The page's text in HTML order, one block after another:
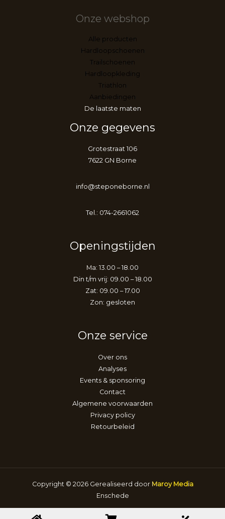
Onze webshop
Alle producten
Hardloopschoenen
Trailschoenen
Hardloopkleding
Triathlon
Aanbiedingen
De laatste maten
Onze gegevens
Grotestraat 106
7622 GN Borne
info@steponeborne.nl
Tel.: 074-2661062
Openingstijden
Ma: 13.00 – 18.00
Din t/m vrij: 09.00 – 18.00
Zat: 09.00 – 17.00
Zon: gesloten
Onze service
Over ons
Analyses
Events & sponsoring
Contact
Algemene voorwaarden
Privacy policy
Retourbeleid
Copyright © 2026 Gerealiseerd door Maroy Media
Enschede